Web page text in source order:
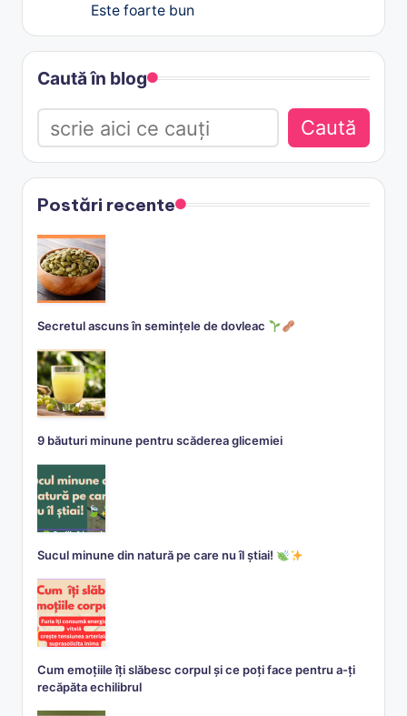
Este foarte bun
Caută în blog
Caută
Postări recente
Secretul ascuns în semințele de dovleac
9 băuturi minune pentru scăderea glicemiei
Sucul minune din natură pe care nu îl știai!
Cum emoțiile îți slăbesc corpul și ce poți face pentru a-ți
recăpăta echilibrul